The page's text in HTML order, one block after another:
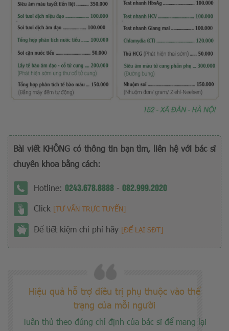
Bài viết KHÔNG có thông tin bạn tìm, liên hệ với bác sĩ
chuyên khoa bằng cách:
Hotline: 0243.678.8888 - 082.999.2020
Click [TƯ VẤN TRỰC TUYẾN]
Để tiết kiệm chi phí hãy [ĐỂ LẠI SĐT]
Hiệu quả hỗ trợ điều trị phụ thuộc vào thể
trạng của mỗi người
Tuân thủ theo đúng chỉ định của bác sĩ để mang lại